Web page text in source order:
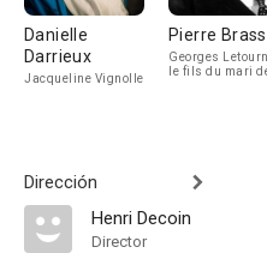
Danielle
Darrieux
Jacqueline Vignolle
Pierre
Georges
le fils du mari
Dirección
Henri Decoin
Director